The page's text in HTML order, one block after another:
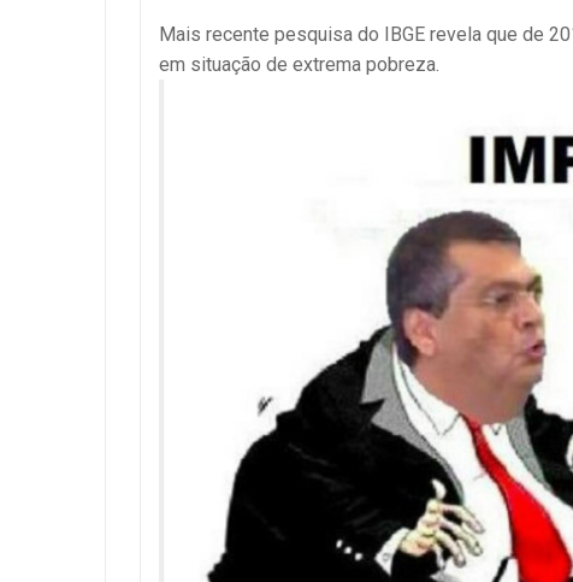
Mais recente pesquisa do IBGE revela que de
em situação de extrema pobreza.